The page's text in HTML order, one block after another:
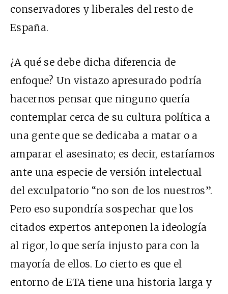
conservadores y liberales del resto de
España.
¿A qué se debe dicha diferencia de
enfoque? Un vistazo apresurado podría
hacernos pensar que ninguno quería
contemplar cerca de su cultura política a
una gente que se dedicaba a matar o a
amparar el asesinato; es decir, estaríamos
ante una especie de versión intelectual
del exculpatorio “no son de los nuestros”.
Pero eso supondría sospechar que los
citados expertos anteponen la ideología
al rigor, lo que sería injusto para con la
mayoría de ellos. Lo cierto es que el
entorno de ETA tiene una historia larga y